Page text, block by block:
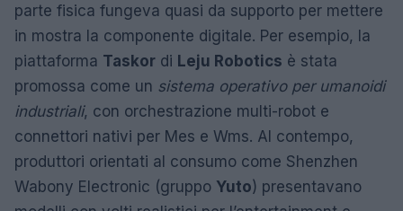
parte fisica fungeva quasi da supporto per mettere
in mostra la componente digitale. Per esempio, la
piattaforma Taskor di Leju Robotics è stata
promossa come un sistema operativo per umanoidi
industriali, con orchestrazione multi-robot e
connettori nativi per Mes e Wms. Al contempo,
produttori orientati al consumo come Shenzhen
Wabony Electronic (gruppo Yuto) presentavano